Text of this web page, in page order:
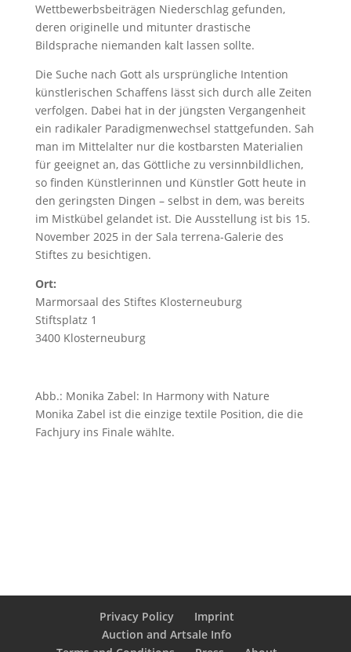
Wettbewerbsbeiträgen Niederschlag gefunden,
deren originelle und mitunter drastische
Bildsprache niemanden kalt lassen sollte.
Die Suche nach Gott als ursprüngliche Intention
künstlerischen Schaffens lässt sich durch alle Zeiten
verfolgen. Dabei hat in der jüngsten Vergangenheit
ein radikaler Paradigmenwechsel stattgefunden. Sah
man im Mittelalter nur die kostbarsten Materialien
für geeignet an, das Göttliche zu versinnbildlichen,
so finden Künstlerinnen und Künstler Gott heute in
den geringsten Dingen – selbst in dem, was bereits
im Mistkübel gelandet ist. Die Ausstellung ist bis 15.
November 2025 in der Sala terrena-Galerie des
Stiftes zu besichtigen.
Ort:
Marmorsaal des Stiftes Klosterneuburg
Stiftsplatz 1
3400 Klosterneuburg
Abb.: Monika Zabel: In Harmony with Nature
Monika Zabel ist die einzige textile Position, die die
Fachjury ins Finale wählte.
Privacy Policy
Imprint
Auction and Artsale Info